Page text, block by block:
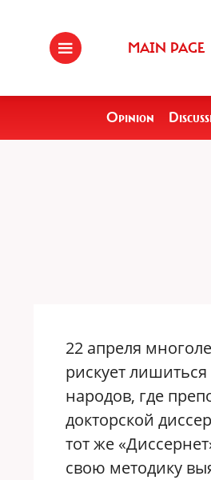
MAIN PAGE
Opinion
22 апреля
рискует
народов, где
докторской
тот же
свою методику